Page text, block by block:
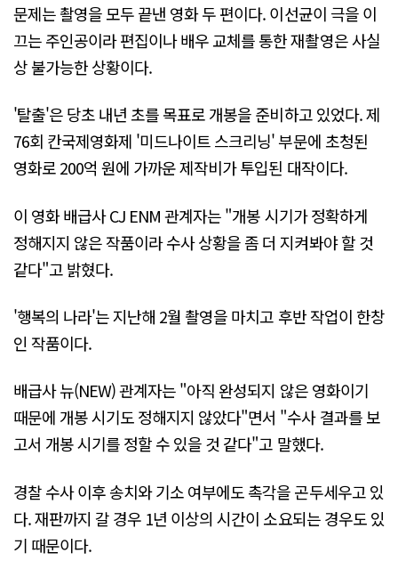
문제는 촬영을 모두 끝낸 영화 두 편이다. 이선균이 극을 이
끄는 주인공이라 편집이나 배우 교체를 통한 재촬영은 사실
상 불가능한 상황이다.
'탈출'은 당초 내년 초를 목표로 개봉을 준비하고 있었다. 제
76회 칸국제영화제 '미드나이트 스크리닝' 부문에 초청된
영화로 200억 원에 가까운 제작비가 투입된 대작이다.
이 영화 배급사 CJ ENM 관계자는 "개봉 시기가 정확하게
정해지지 않은 작품이라 수사 상황을 좀 더 지켜봐야 할 것
같다"고 밝혔다.
'행복의 나라'는 지난해 2월 촬영을 마치고 후반 작업이 한창
인 작품이다.
배급사 뉴(NEW) 관계자는 "아직 완성되지 않은 영화이기
때문에 개봉 시기도 정해지지 않았다"면서 "수사 결과를 보
고서 개봉 시기를 정할 수 있을 것 같다"고 말했다.
경찰 수사 이후 송치와 기소 여부에도 촉각을 곤두세우고 있
다. 재판까지 갈 경우 1년 이상의 시간이 소요되는 경우도 있
기 때문이다.